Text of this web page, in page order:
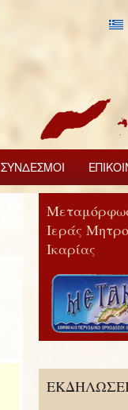
ΣΥΝΔΕΣΜΟΙ
Ιεράς
Ικαρίας